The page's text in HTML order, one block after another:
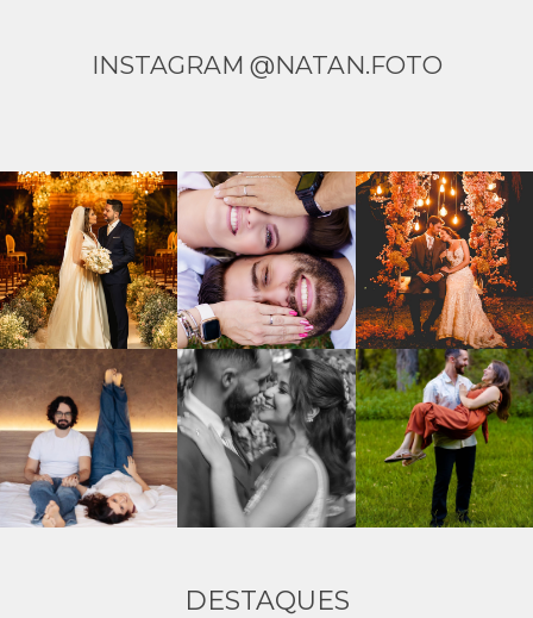
INSTAGRAM @NATAN.FOTO
DESTAQUES